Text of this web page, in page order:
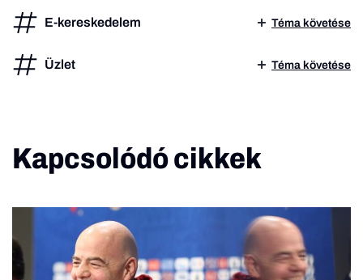
E-kereskedelem Téma követése
Üzlet Téma követése
Kapcsolódó cikkek